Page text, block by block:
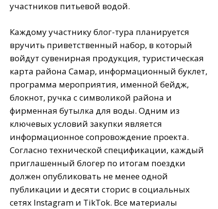
участников питьевой водой.
Каждому участнику блог-тура планируется
вручить приветственный набор, в который
войдут сувенирная продукция, туристическая
карта района Самар, информационный буклет,
программа мероприятия, именной бейдж,
блокнот, ручка с символикой района и
фирменная бутылка для воды. Одним из
ключевых условий закупки является
информационное сопровождение проекта.
Согласно технической спецификации, каждый
приглашенный блогер по итогам поездки
должен опубликовать не менее одной
публикации и десяти сторис в социальных
сетях Instagram и TikTok. Все материалы